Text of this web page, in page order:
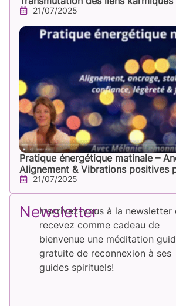
féminine
21/07/2025
Pratique énergétique matinale –
Alignement & Vibrations positives
Journée !
21/07/2025
Newsletter
Inscrivez-vous à la newsletter
recevez comme cadeau de
bienvenue une méditation
gratuite de reconnexion à ses
guides spirituels!